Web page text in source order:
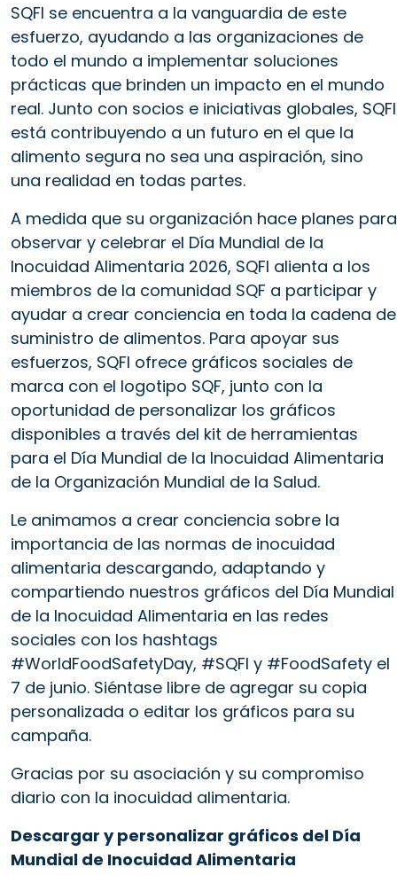
SQFI se encuentra a la vanguardia de este
esfuerzo, ayudando a las organizaciones de
todo el mundo a implementar soluciones
prácticas que brinden un impacto en el mundo
real. Junto con socios e iniciativas globales, SQFI
está contribuyendo a un futuro en el que la
alimento segura no sea una aspiración, sino
una realidad en todas partes.
A medida que su organización hace planes para
observar y celebrar el Día Mundial de la
Inocuidad Alimentaria 2026, SQFI alienta a los
miembros de la comunidad SQF a participar y
ayudar a crear conciencia en toda la cadena de
suministro de alimentos. Para apoyar sus
esfuerzos, SQFI ofrece gráficos sociales de
marca con el logotipo SQF, junto con la
oportunidad de personalizar los gráficos
disponibles a través del kit de herramientas
para el Día Mundial de la Inocuidad Alimentaria
de la Organización Mundial de la Salud.
Le animamos a crear conciencia sobre la
importancia de las normas de inocuidad
alimentaria descargando, adaptando y
compartiendo nuestros gráficos del Día Mundial
de la Inocuidad Alimentaria en las redes
sociales con los hashtags
#WorldFoodSafetyDay, #SQFI y #FoodSafety el
7 de junio. Siéntase libre de agregar su copia
personalizada o editar los gráficos para su
campaña.
Gracias por su asociación y su compromiso
diario con la inocuidad alimentaria.
Descargar y personalizar gráficos del Día
Mundial de Inocuidad Alimentaria